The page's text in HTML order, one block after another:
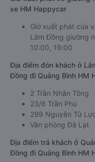
xe HM Happycar
Giờ xuất phát của
Lâm Đồng giường
10:00, 19:00
Địa điểm đón khách ở
Đồng đi Quảng Bình HM
2 Trần Nhân Tông
23/6 Trần Phú
299 Nguyễn Tử
Văn phòng Đà Lạt
Địa điểm trả khách ở
Đồng đi Quảng Bình HM